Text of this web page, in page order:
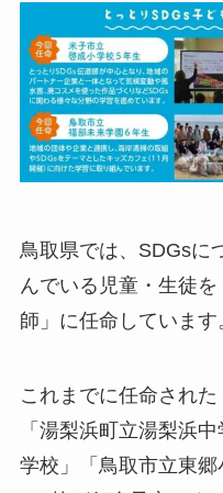
鳥取県では、SDGsに
んでいる児童・生徒
師」に任命しています
これまでに任命された
「湯梨浜町立湯梨浜
学校」「鳥取市立東